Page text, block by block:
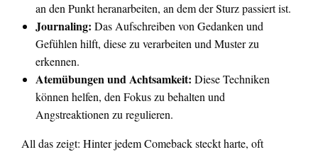
an den Punkt heranarbeiten, an dem der Sturz passiert ist.
Journaling: Das Aufschreiben von Gedanken und
Gefühlen hilft, diese zu verarbeiten und Muster zu
erkennen.
Atemübungen und Achtsamkeit: Diese Techniken
können helfen, den Fokus zu behalten und
Angstreaktionen zu regulieren.
All das zeigt: Hinter jedem Comeback steckt harte, oft